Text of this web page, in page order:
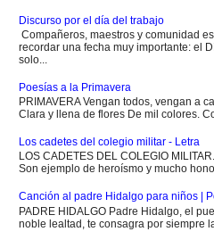
Discurso por el día del trabajo
Compañeros, maestros y comunidad
recordar una fecha muy importante: el
solo...
Poesías a la Primavera
PRIMAVERA Vengan todos, vengan a
Clara y llena de flores De mil colores.
Los cadetes del colegio militar - Letra
LOS CADETES DEL COLEGIO
Son ejemplo de heroísmo y mucho
Canción al padre Hidalgo para niños |
PADRE HIDALGO Padre Hidalgo, el
noble lealtad, te consagra por siempre